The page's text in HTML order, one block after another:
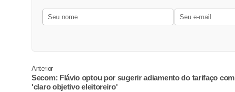
Anterior
Secom: Flávio optou por sugerir adiamento do tarifaço com
'claro objetivo eleitoreiro'